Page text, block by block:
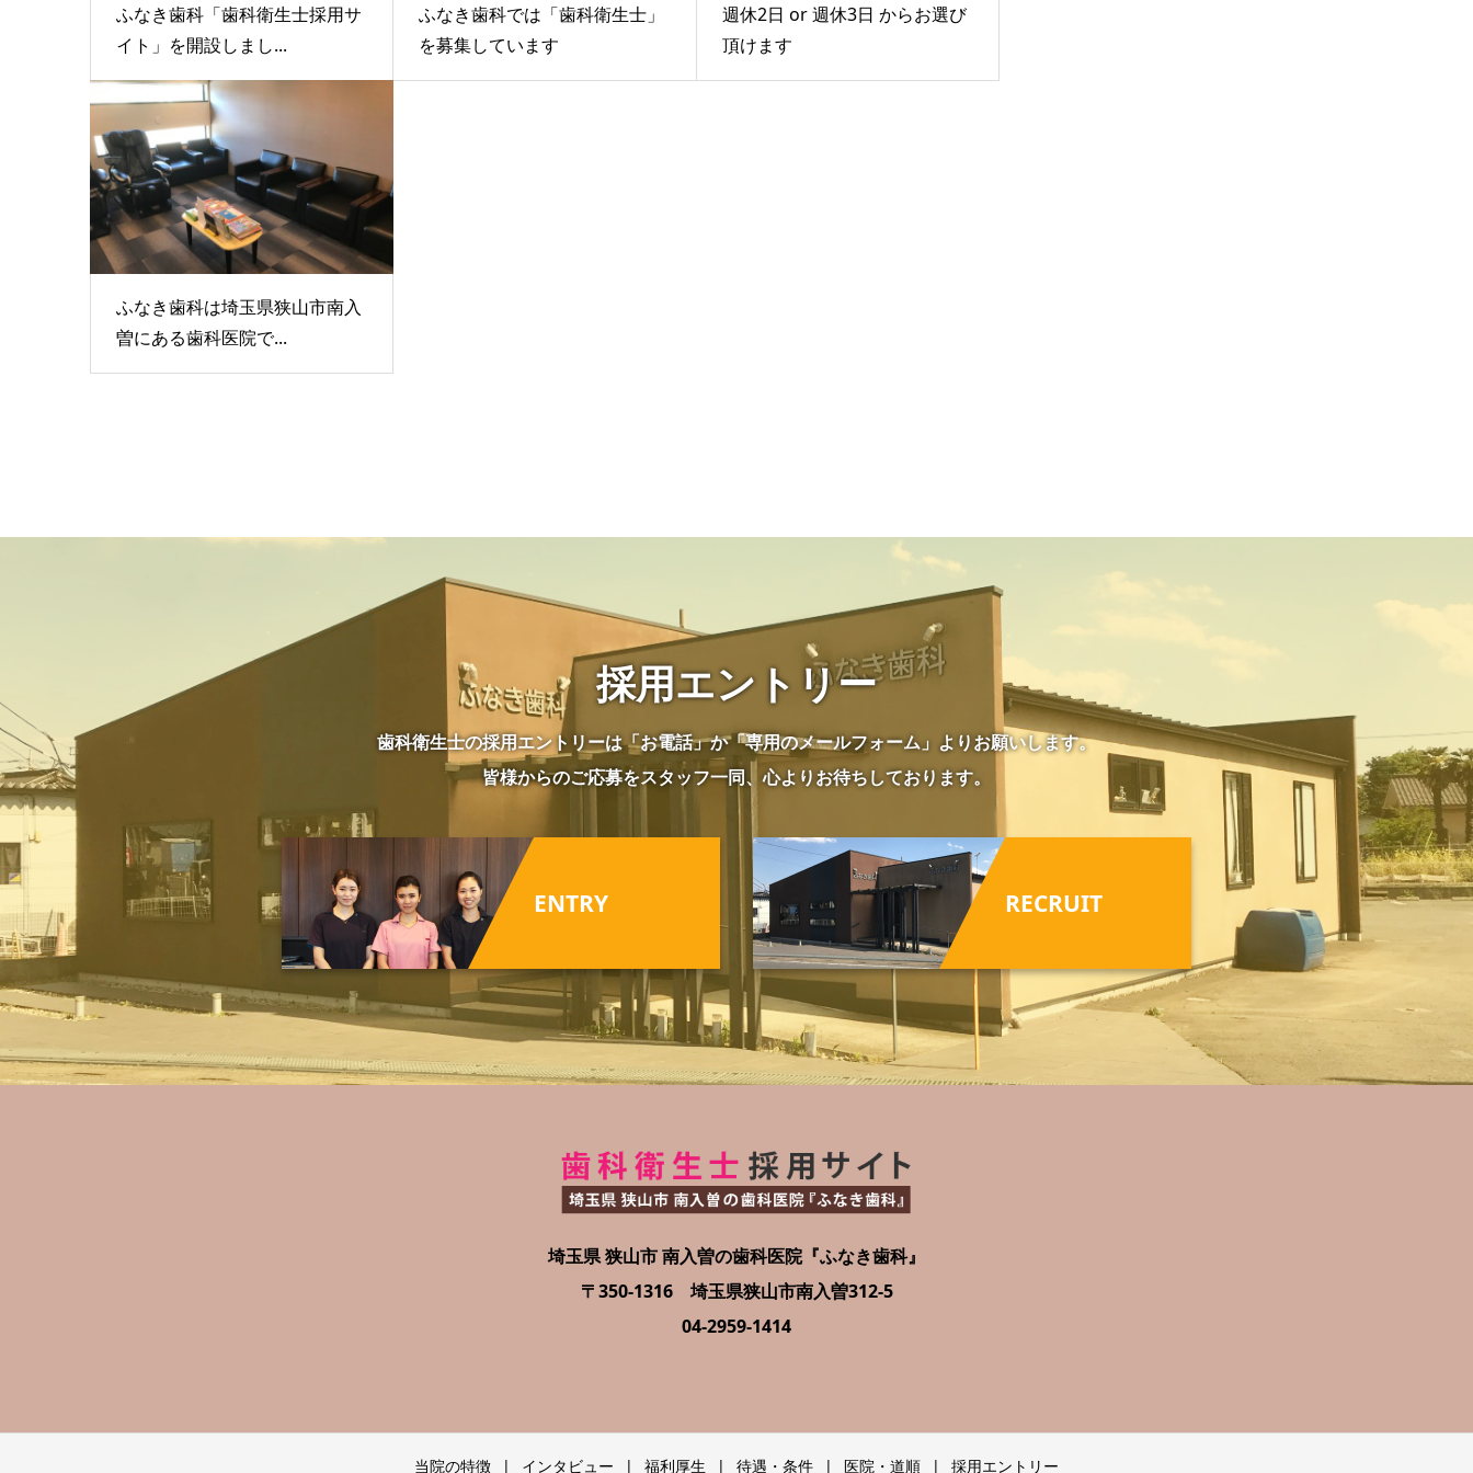
ふなき歯科「歯科衛生士採用サ
イト」を開設しまし...
ふなき歯科では「歯科衛生士」
を募集しています
週休2日 or 週休3日 からお選び
頂けます
ふなき歯科は埼玉県狭山市南入
曽にある歯科医院で...
採用エントリー
歯科衛生士の採用エントリーは「お電話」か「専用のメールフォーム」よりお願いします。
皆様からのご応募をスタッフ一同、心よりお待ちしております。
ENTRY RECRUIT
埼玉県 狭山市 南入曽の歯科医院『ふなき歯科』
〒350-1316 埼玉県狭山市南入曽312-5
04-2959-1414
当院の特徴 インタビュー 福利厚生 待遇・条件 医院・道順 採用エントリー